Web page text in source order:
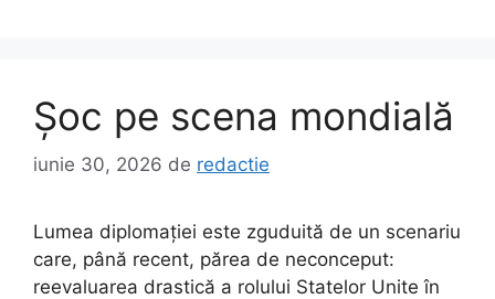
Șoc pe scena mondială
iunie 30, 2026 de redactie
Lumea diplomației este zguduită de un scenariu
care, până recent, părea de neconceput:
reevaluarea drastică a rolului Statelor Unite în